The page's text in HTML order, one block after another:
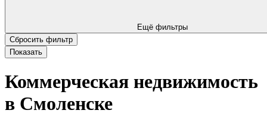
Ещё фильтры
Коммерческая недвижимость
в Смоленске